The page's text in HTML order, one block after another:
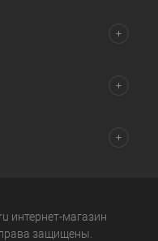
интернет-магазин
защищены.